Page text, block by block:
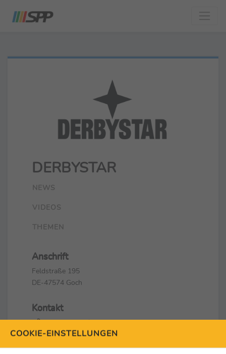
DERBYSTAR
NEWS
VIDEOS
THEMEN
Anschrift
Feldstraße 195
DE-47574 Goch
Kontakt
+49 (0) 28 23 / 3 25 -0
+49 (0) 28 23 / 3 25 -32
info@derbystar.de
COOKIE-EINSTELLUNGEN